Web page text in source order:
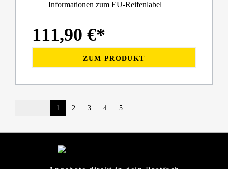
Informationen zum EU-Reifenlabel
111,90 €*
ZUM PRODUKT
1 2 3 4 5